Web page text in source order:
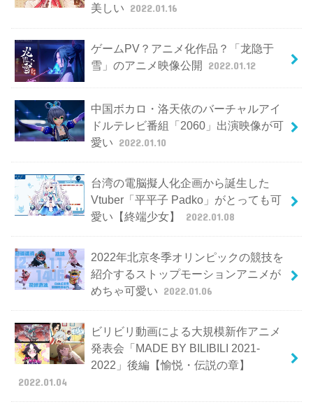
美しい 2022.01.16
ゲームPV？アニメ化作品？「龙隐于
雪」のアニメ映像公開
2022.01.12
中国ボカロ・洛天依のバーチャルアイ
ドルテレビ番組「2060」出演映像が可
愛い 2022.01.10
台湾の電脳擬人化企画から誕生した
Vtuber「平平子 Padko」がとっても可
愛い【終端少女】
2022.01.08
2022年北京冬季オリンピックの競技を
紹介するストップモーションアニメが
めちゃ可愛い 2022.01.06
ビリビリ動画による大規模新作アニメ
発表会「MADE BY BILIBILI 2021-
2022」後編【愉悦・伝説の章】
2022.01.04